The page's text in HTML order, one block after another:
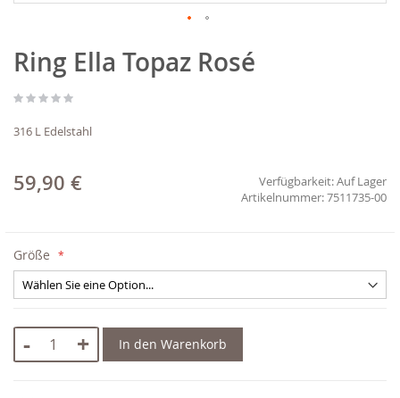
Anfang
der
springen
Ring Ella Topaz Rosé
316 L Edelstahl
59,90 € Verfügbarkeit:Auf Lager
7511735-00
Größe
- + In den Warenkorb